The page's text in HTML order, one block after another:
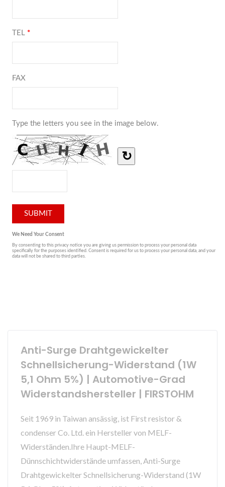
Anti-Surge Drahtgewickelter
Schnellsicherung-Widerstand (1W
5,1 Ohm 5%) | Automotive-Grad
Widerstandshersteller | FIRSTOHM
Seit 1969 in Taiwan ansässig, ist First resistor &
condenser Co. Ltd. ein Hersteller von MELF-
Widerständen.Ihre Haupt-MELF-
Dünnschichtwiderstände umfassen, Anti-Surge
Drahtgewickelter Schnellsicherung-Widerstand (1W